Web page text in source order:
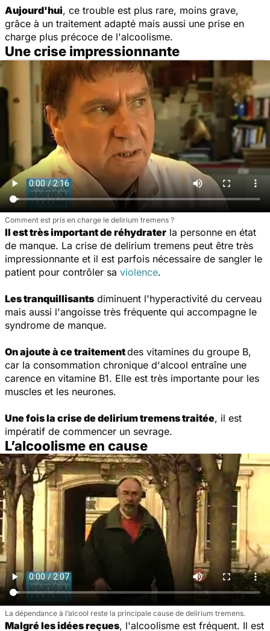
Aujourd'hui, ce trouble est plus rare, moins grave,
grâce à un traitement adapté mais aussi une prise en
charge plus précoce de l'alcoolisme.
Une crise impressionnante
Comment est pris en charge le delirium tremens ?
Il est très important de réhydrater la personne en état
de manque. La crise de delirium tremens peut être très
impressionnante et il est parfois nécessaire de sangler le
patient pour contrôler sa violence.
Les tranquillisants diminuent l'hyperactivité du cerveau
mais aussi l'angoisse très fréquente qui accompagne le
syndrome de manque.
On ajoute à ce traitementdes vitamines du groupe B,
car la consommation chronique d'alcool entraîne une
carence en vitamine B1. Elle est très importante pour les
muscles et les neurones.
Une fois la crise de delirium tremens traitée, il est
impératif de commencer un sevrage.
L’alcoolisme en cause
La dépendance à l’alcool reste la principale cause de delirium tremens.
Malgré les idées reçues, l'alcoolisme est fréquent. Il est